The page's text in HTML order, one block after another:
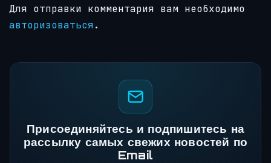
Для отправки комментария вам необходимо
авторизоваться.
Присоединяйтесь и подпишитесь на
рассылку самых свежих новостей по
Email